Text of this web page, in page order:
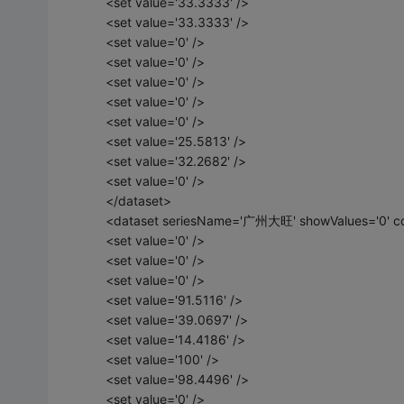
<set value='33.3333' />
<set value='0' />
<set value='0' />
<set value='0' />
<set value='0' />
<set value='0' />
<set value='25.5813' />
<set value='32.2682' />
<set value='0' />
</dataset>
<dataset seriesName='广州大旺' showValues='0'
<set value='0' />
<set value='0' />
<set value='0' />
<set value='91.5116' />
<set value='39.0697' />
<set value='14.4186' />
<set value='100' />
<set value='98.4496' />
<set value='0' />